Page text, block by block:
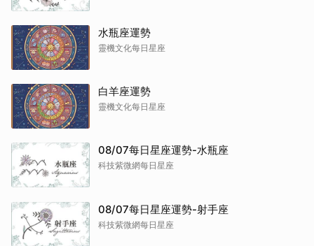
水瓶座運勢
靈機文化每日星座
白羊座運勢
靈機文化每日星座
08/07每日星座運勢-水瓶座
科技紫微網每日星座
08/07每日星座運勢-射手座
科技紫微網每日星座